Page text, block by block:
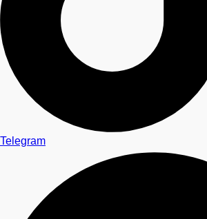
Telegram